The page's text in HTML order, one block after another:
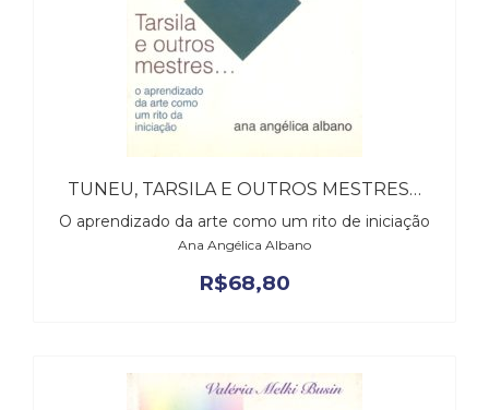
TUNEU, TARSILA E OUTROS MESTRES…
O aprendizado da arte como um rito de iniciação
Ana Angélica Albano
R$68,80